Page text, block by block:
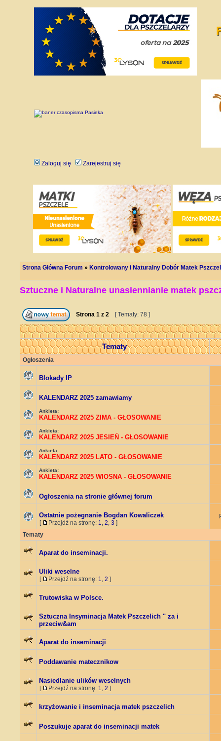
Zaloguj się Zarejestruj się
Strona Główna Forum » Kontrolowany i Naturalny Dobór Matek
Sztuczne i Naturalne unasiennianie matek
Strona 1 z 2 [ Tematy: 78 ]
Tematy
Ogłoszenia
Blokady IP
KALENDARZ 2025 zamawiamy
Ankieta:
KALENDARZ 2025 ZIMA - GŁOSOWANIE
Ankieta:
KALENDARZ 2025 JESIEŃ - GŁOSOWANIE
Ankieta:
KALENDARZ 2025 LATO - GŁOSOWANIE
Ankieta:
KALENDARZ 2025 WIOSNA - GŁOSOWANIE
Ogłoszenia na stronie głównej forum
Ostatnie pożegnanie Bogdan Kowaliczek
[ Przejdź na stronę: 1, 2, 3 ]
Tematy
Aparat do inseminacji.
Uliki weselne
[ Przejdź na stronę: 1, 2 ]
Trutowiska w Polsce.
Sztuczna Insyminacja Matek Pszczelich " za i
przeciw&am
Aparat do inseminacji
Poddawanie matecznikow
Nasiedlanie ulików weselnych
[ Przejdź na stronę: 1, 2 ]
krzyżowanie i inseminacja matek pszczelich
Poszukuje aparat do inseminacji matek